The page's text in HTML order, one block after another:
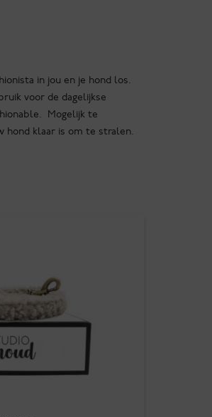
in jou en je hond los.
voor de dagelijkse
Mogelijk te
hond klaar is om te stralen.